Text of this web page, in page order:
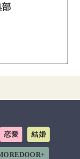
恋愛 結婚